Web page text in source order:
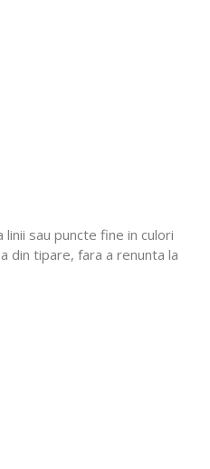
sau puncte fine in culori
din tipare, fara a renunta la